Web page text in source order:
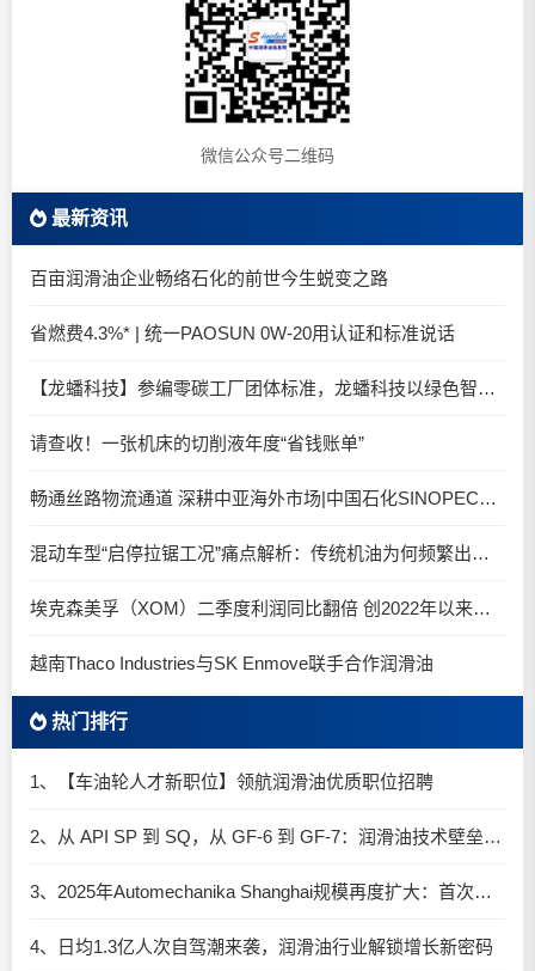
微信公众号二维码
最新资讯
百亩润滑油企业畅络石化的前世今生蜕变之路
省燃费4.3%* | 统一PAOSUN 0W-20用认证和标准说话
【龙蟠科技】参编零碳工厂团体标准，龙蟠科技以绿色智造锚定零碳未来
请查收！一张机床的切削液年度“省钱账单”
畅通丝路物流通道 深耕中亚海外市场|中国石化SINOPEC润滑油北京-阿拉木图图定班列顺利抵达
混动车型“启停拉锯工况”痛点解析：传统机油为何频繁出现油泥堆积？
埃克森美孚（XOM）二季度利润同比翻倍 创2022年以来新高
越南Thaco Industries与SK Enmove联手合作润滑油
热门排行
1、【车油轮人才新职位】领航润滑油优质职位招聘
2、从 API SP 到 SQ，从 GF-6 到 GF-7：润滑油技术壁垒再升高，你准备好了吗？
3、2025年Automechanika Shanghai规模再度扩大：首次启用国家会展中心（上海）全部15个展馆
4、日均1.3亿人次自驾潮来袭，润滑油行业解锁增长新密码​